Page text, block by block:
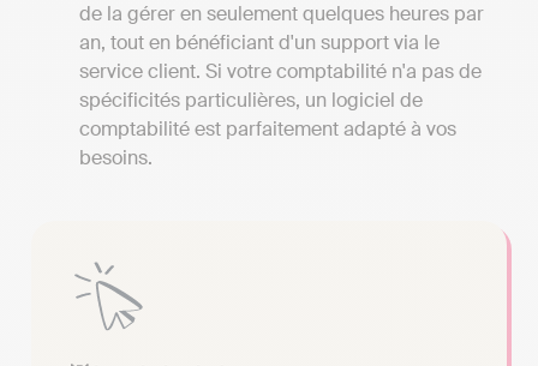
de la gérer en seulement quelques heures par
an, tout en bénéficiant d'un support via le
service client. Si votre comptabilité n'a pas de
spécificités particulières, un logiciel de
comptabilité est parfaitement adapté à vos
besoins.